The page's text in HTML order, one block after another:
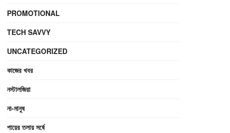
PROMOTIONAL
TECH SAVVY
UNCATEGORIZED
কাজের খবর
নস্টালজিয়া
না-মানুষ
পায়ের তলায় সর্ষে